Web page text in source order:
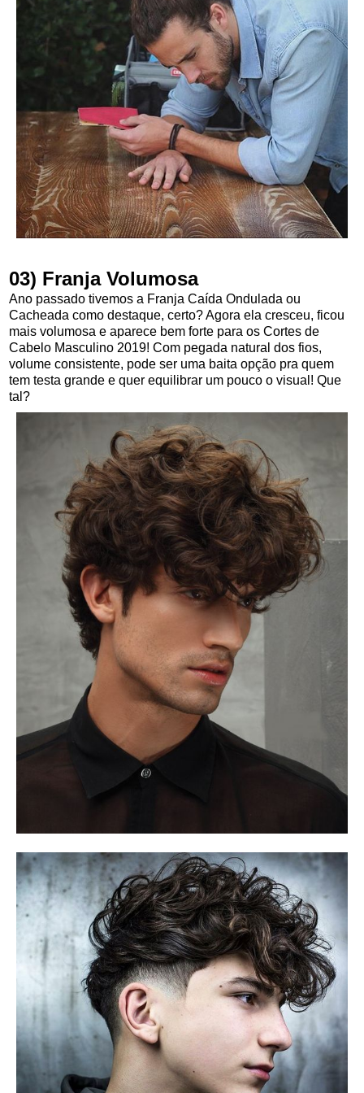
03) Franja Volumosa
Ano passado tivemos a Franja Caída Ondulada ou
Cacheada como destaque, certo? Agora ela cresceu, ficou
mais volumosa e aparece bem forte para os Cortes de
Cabelo Masculino 2019! Com pegada natural dos fios,
volume consistente, pode ser uma baita opção pra quem
tem testa grande e quer equilibrar um pouco o visual! Que
tal?